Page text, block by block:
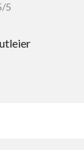
/5